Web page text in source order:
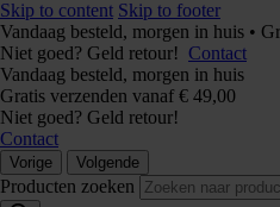
Skip to content Skip to footer
Vandaag besteld, morgen in huis •
Niet goed? Geld retour! Contact
Vandaag besteld, morgen in huis
Gratis verzenden vanaf € 49,00
Niet goed? Geld retour!
Contact
Vorige Volgende
Producten zoeken